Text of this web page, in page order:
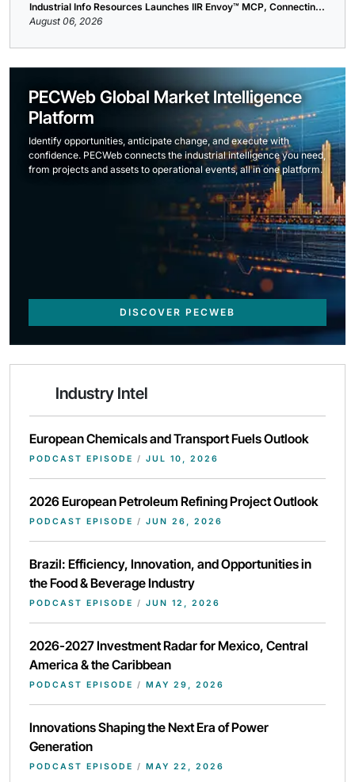
Industrial Info Resources Launches IIR Envoy™ MCP, Connectin...
August 06, 2026
PECWeb Global Market Intelligence
Platform
Identify opportunities, anticipate change, and execute with
confidence. PECWeb connects the industrial intelligence you need,
from projects and assets to operational events, all in one platform.
DISCOVER PECWEB
Industry Intel
European Chemicals and Transport Fuels Outlook
PODCAST EPISODE / JUL 10, 2026
2026 European Petroleum Refining Project Outlook
PODCAST EPISODE / JUN 26, 2026
Brazil: Efficiency, Innovation, and Opportunities in
the Food & Beverage Industry
PODCAST EPISODE / JUN 12, 2026
2026-2027 Investment Radar for Mexico, Central
America & the Caribbean
PODCAST EPISODE / MAY 29, 2026
Innovations Shaping the Next Era of Power
Generation
PODCAST EPISODE / MAY 22, 2026